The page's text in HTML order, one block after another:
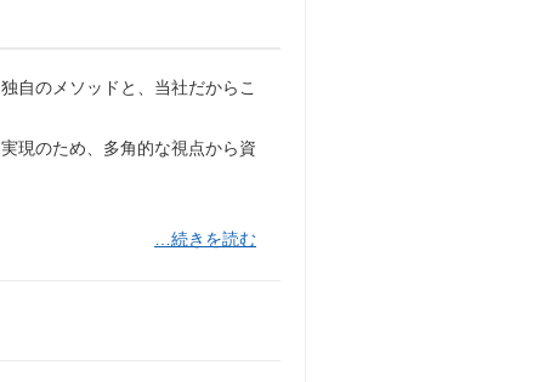
自のメソッドと、当社だからこ
現のため、多角的な視点から資
…続きを読む